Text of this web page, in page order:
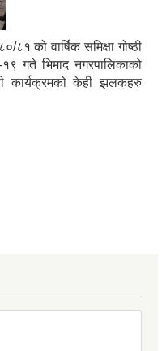
८१ को वार्षिक समिक्षा गोष्ठी
गते भिमाद नगरपालिकाको
कार्यक्रमको केही झलकहरु